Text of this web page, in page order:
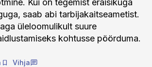
Kui on tegemist eraisikuga
saab abi tarbijakaitseametist.
üleloomulikult suure
kohtusse pöörduma.
Vihja